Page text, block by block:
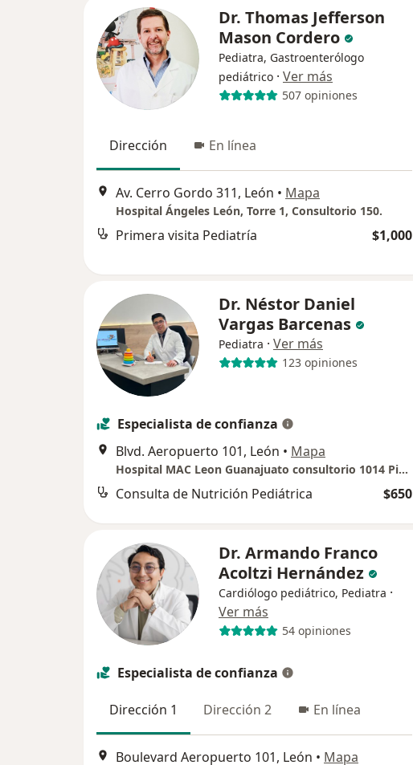
Dr. Thomas Jefferson
Mason Cordero
Pediatra, Gastroenterólogo
pediátrico · Ver más
507 opiniones
Dirección En línea
Av. Cerro Gordo 311, León • Mapa
Hospital Ángeles León, Torre 1, Consultorio 150.
Primera visita Pediatría $1,000
Dr. Néstor Daniel
Vargas Barcenas
Pediatra · Ver más
123 opiniones
Especialista de confianza
Blvd. Aeropuerto 101, León • Mapa
Hospital MAC Leon Guanajuato consultorio 1014 Piso 10
Consulta de Nutrición Pediátrica $650
Dr. Armando Franco
Acoltzi Hernández
Cardiólogo pediátrico, Pediatra ·
Ver más
54 opiniones
Especialista de confianza
Dirección 1 Dirección 2 En línea
Boulevard Aeropuerto 101, León • Mapa